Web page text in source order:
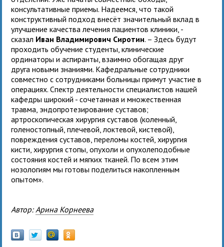
консультативные приемы. Надеемся, что такой
конструктивный подход внесёт значительный вклад в
улучшение качества лечения пациентов клиники, -
сказал Иван Владимирович Сиротин. – Здесь будут
проходить обучение студенты, клинические
ординаторы и аспиранты, взаимно обогащая друг
друга новыми знаниями. Кафедральные сотрудники
совместно с сотрудниками больницы примут участие в
операциях. Спектр деятельности специалистов нашей
кафедры широкий - сочетанная и множественная
травма, эндопротезирование суставов;
артроскопическая хирургия суставов (коленный,
голеностопный, плечевой, локтевой, кистевой),
повреждения суставов, переломы костей, хирургия
кисти, хирургия стопы, опухоли и опухолеподобные
состояния костей и мягких тканей. По всем этим
нозологиям мы готовы поделиться накопленным
опытом».
Автор: Арина Корнеева